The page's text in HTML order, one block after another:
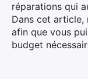
réparations qui
Dans cet article,
afin que vous
budget